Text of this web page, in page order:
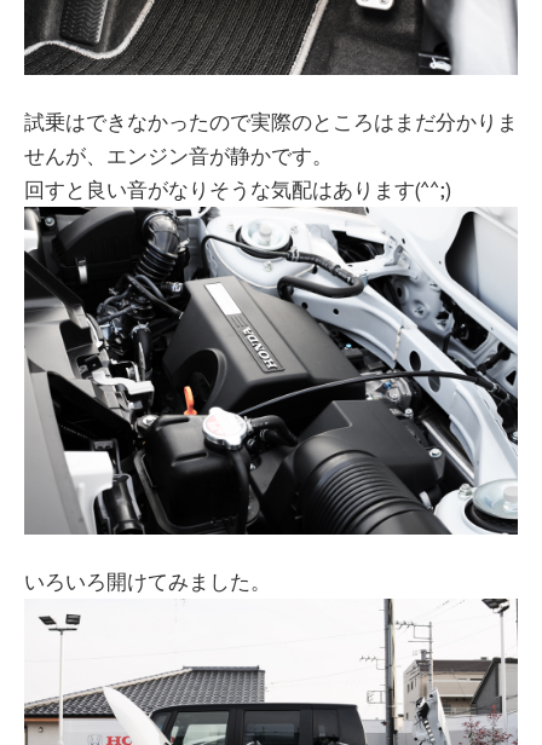
試乗はできなかったので実際のところはまだ分かりま
せんが、エンジン音が静かです。
回すと良い音がなりそうな気配はあります(^^;)
いろいろ開けてみました。